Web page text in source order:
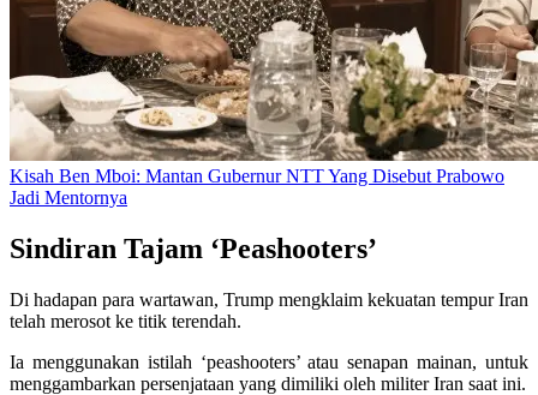
Kisah Ben Mboi: Mantan Gubernur NTT Yang Disebut Prabowo
Jadi Mentornya
Sindiran Tajam ‘Peashooters’
Di hadapan para wartawan, Trump mengklaim kekuatan tempur Iran
telah merosot ke titik terendah.
Ia menggunakan istilah ‘peashooters’ atau senapan mainan, untuk
menggambarkan persenjataan yang dimiliki oleh militer Iran saat ini.